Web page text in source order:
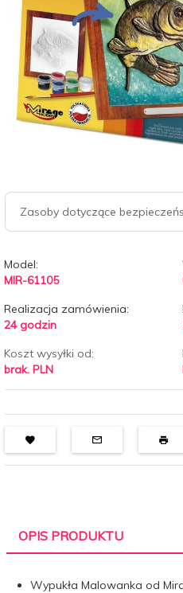
Zasoby dotyczące
Model:
MIR-61105
Realizacja zamówienia:
24 godzin
Koszt wysyłki od:
brak. PLN
OPIS PRODUKTU
Wypukła Malowanka od